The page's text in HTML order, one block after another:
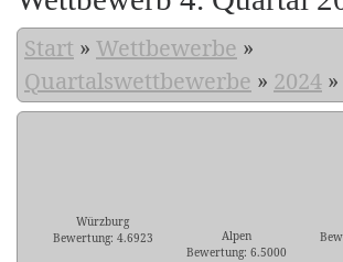
Start » Wettbewerbe »
Quartalswettbewerbe » 2024 »
Würzburg
Bewertung: 4.6923
Alpen
Bewertung: 6.5000